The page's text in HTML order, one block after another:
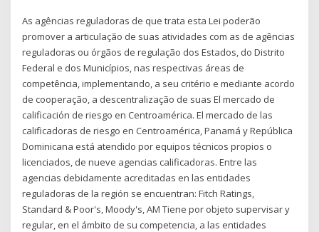
As agências reguladoras de que trata esta Lei poderão
promover a articulação de suas atividades com as de agências
reguladoras ou órgãos de regulação dos Estados, do Distrito
Federal e dos Municípios, nas respectivas áreas de
competência, implementando, a seu critério e mediante acordo
de cooperação, a descentralização de suas El mercado de
calificación de riesgo en Centroamérica. El mercado de las
calificadoras de riesgo en Centroamérica, Panamá y República
Dominicana está atendido por equipos técnicos propios o
licenciados, de nueve agencias calificadoras. Entre las
agencias debidamente acreditadas en las entidades
reguladoras de la región se encuentran: Fitch Ratings,
Standard & Poor's, Moody's, AM Tiene por objeto supervisar y
regular, en el ámbito de su competencia, a las entidades